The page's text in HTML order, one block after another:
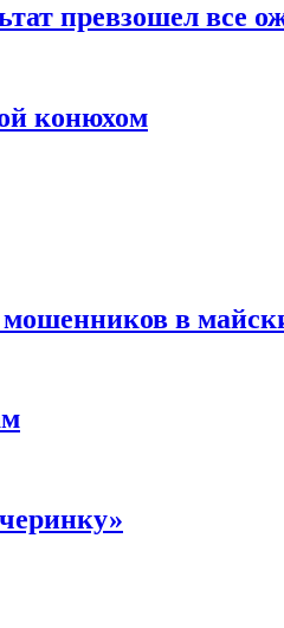
превзошел все
конюхом
в